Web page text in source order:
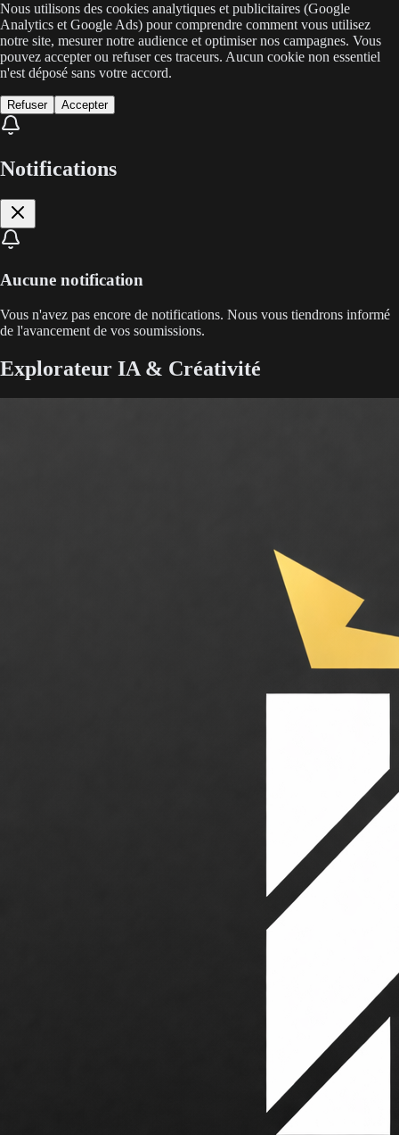
Nous utilisons des cookies analytiques et publicitaires (Google
Analytics et Google Ads) pour comprendre comment vous utilisez
notre site, mesurer notre audience et optimiser nos campagnes. Vous
pouvez accepter ou refuser ces traceurs. Aucun cookie non essentiel
n'est déposé sans votre accord.
Refuser Accepter
Notifications
Aucune notification
Vous n'avez pas encore de notifications. Nous vous tiendrons informé
de l'avancement de vos soumissions.
Explorateur IA & Créativité